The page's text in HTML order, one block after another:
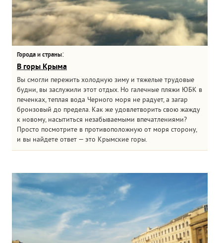
Города и страны:
В горы Крыма
Вы смогли пережить холодную зиму и тяжелые трудовые
будни, вы заслужили этот отдых. Но галечные пляжи ЮБК в
печенках, теплая вода Черного моря не радует, а загар
бронзовый до предела. Как же удовлетворить свою жажду
к новому, насытиться незабываемыми впечатлениями?
Просто посмотрите в противоположную от моря сторону,
и вы найдете ответ — это Крымские горы.